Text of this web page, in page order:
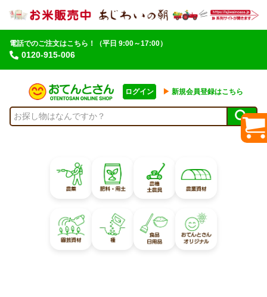
電話でのご注文はこちら！
0120-915-006
（平日 9:00～17:00）
ログイン ▶︎ 新規会員登録はこちら